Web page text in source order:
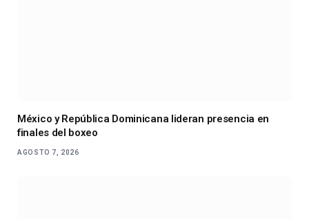
México y República Dominicana lideran presencia en
finales del boxeo
AGOSTO 7, 2026